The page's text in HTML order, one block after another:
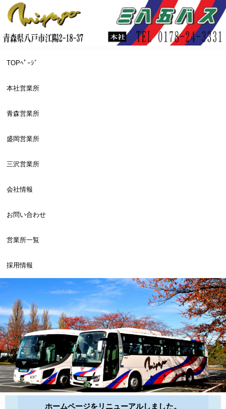
TOPﾍﾟｰｼﾞ
本社営業所
青森営業所
盛岡営業所
三沢営業所
会社情報
お問い合わせ
営業所一覧
採用情報
ホームページをリニューアルしました。